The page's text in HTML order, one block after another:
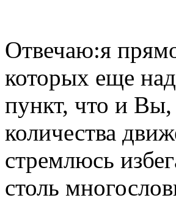
Отвечаю:я
которых еще
пункт, что и
количества
стремлюсь
столь